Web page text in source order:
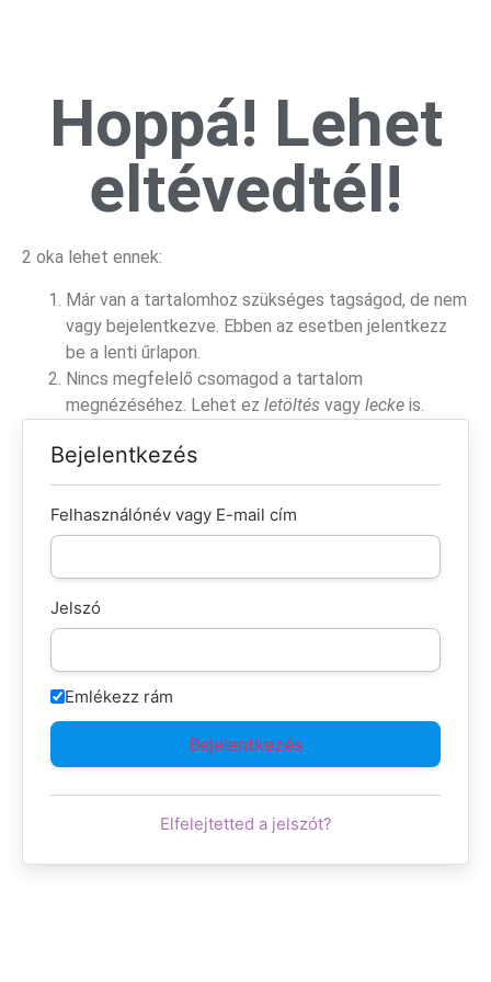
Hoppá! Lehet
eltévedtél!
2 oka lehet ennek:
Már van a tartalomhoz szükséges tagságod, de nem
vagy bejelentkezve. Ebben az esetben jelentkezz
be a lenti űrlapon.
Nincs megfelelő csomagod a tartalom
megnézéséhez. Lehet ez letöltés vagy lecke is.
Bejelentkezés
Felhasználónév vagy E-mail cím
Jelszó
Emlékezz rám
Elfelejtetted a jelszót?